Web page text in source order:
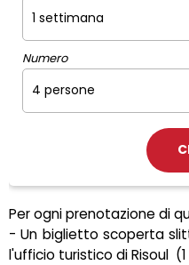
Numero
Per ogni prenotazione di
- Un biglietto scoperta
l'ufficio turistico di Risoul